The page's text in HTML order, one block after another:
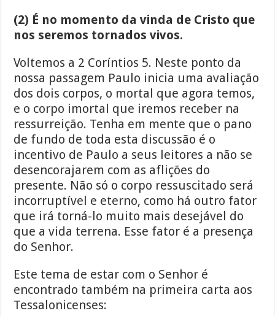
(2) É no momento da vinda de Cristo que
nos seremos tornados vivos.
Voltemos a 2 Coríntios 5. Neste ponto da
nossa passagem Paulo inicia uma avaliação
dos dois corpos, o mortal que agora temos,
e o corpo imortal que iremos receber na
ressurreição. Tenha em mente que o pano
de fundo de toda esta discussão é o
incentivo de Paulo a seus leitores a não se
desencorajarem com as aflições do
presente. Não só o corpo ressuscitado será
incorruptível e eterno, como há outro fator
que irá torná-lo muito mais desejável do
que a vida terrena. Esse fator é a presença
do Senhor.
Este tema de estar com o Senhor é
encontrado também na primeira carta aos
Tessalonicenses: